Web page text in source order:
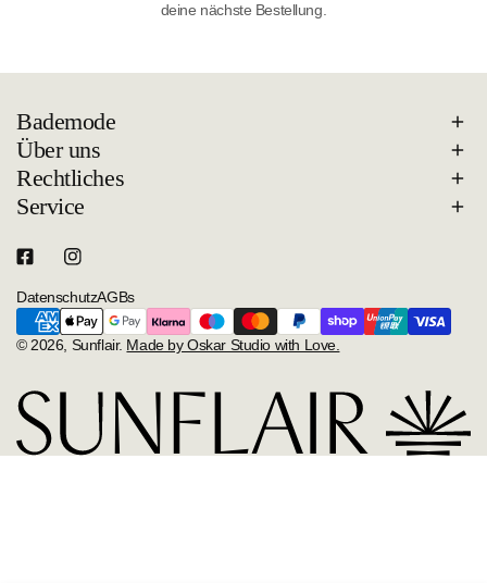
deine nächste Bestellung.
Bademode
Über uns
Rechtliches
Service
© 2026, Sunflair. Made by Oskar Studio with Love.
DatenschutzAGBs
Zahlungsarten